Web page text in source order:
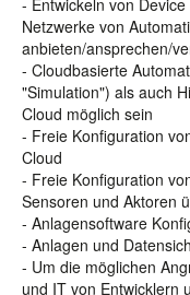
- Entwickeln von
Netzwerke von
anbieten/ansprechen/
- Cloudbasierte
"Simulation") als auch
Cloud möglich sein
- Freie Konfiguration
Cloud
- Freie Konfiguration
Sensoren und Aktoren
- Anlagensoftware
- Anlagen und
- Um die möglichen
und IT von Entwicklern